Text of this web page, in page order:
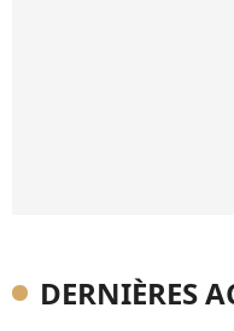
DERNIÈRES